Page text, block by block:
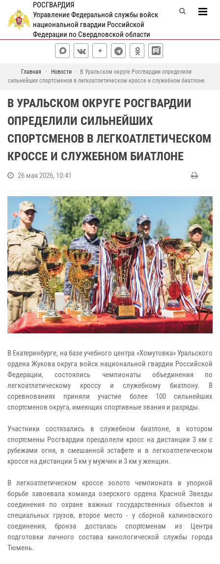
РОСГВАРДИЯ
Управление Федеральной службы войск
национальной гвардии Российской
Федерации по Свердловской области
Главная Новости
В Уральском округе Росгвардии определили
сильнейших спортсменов в легкоатлетическом кроссе и служебном биатлоне
В УРАЛЬСКОМ ОКРУГЕ РОСГВАРДИИ
ОПРЕДЕЛИЛИ СИЛЬНЕЙШИХ
СПОРТСМЕНОВ В ЛЕГКОАТЛЕТИЧЕСКОМ
КРОССЕ И СЛУЖЕБНОМ БИАТЛОНЕ
26 мая 2026, 10:41
В Екатеринбурге, на базе учебного центра «Хомутовка» Уральского
ордена Жукова округа войск национальной гвардии Российской
Федерации, состоялись чемпионаты объединения по
легкоатлетическому кроссу и служебному биатлону. В
соревнованиях приняли участие более 100 сильнейших
спортсменов округа, имеющих спортивные звания и разряды.
Участники состязались в служебном биатлоне, в котором
спортсмены Росгвардии преодолели кросс на дистанции 3 км с
рубежами огня, в смешанной эстафете и в легкоатлетическом
кроссе на дистанции 5 км у мужчин и 3 км у женщин.
В легкоатлетическом кроссе золото чемпионата в упорной
борьбе завоевала команда озерского ордена Красной Звезды
соединения по охране важных государственных объектов и
специальных грузов, второе место - у сборной калиновского
соединения, бронза досталась спортсменам из Центра
подготовки личного состава кинологической службы города
Тюмень.